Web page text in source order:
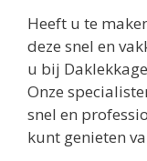
Heeft u te
deze snel en
u bij
Onze
snel en
kunt genieten